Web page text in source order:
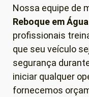
Nossa equipe de
Reboque em
profissionais
que seu veículo
segurança
iniciar qualquer
fornecemos